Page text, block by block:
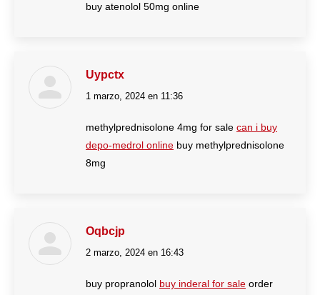
buy atenolol 50mg online
Uypctx
dice:
1 marzo, 2024 en 11:36
methylprednisolone 4mg for sale can i buy
depo-medrol online buy methylprednisolone
8mg
Oqbcjp
dice:
2 marzo, 2024 en 16:43
buy propranolol buy inderal for sale order